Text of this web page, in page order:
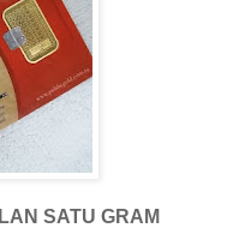
SATU GRAM